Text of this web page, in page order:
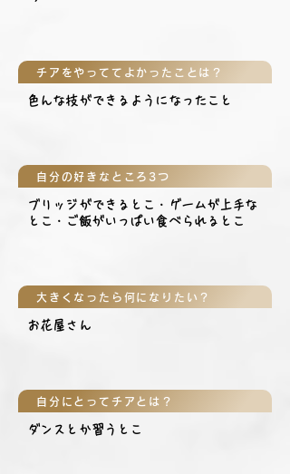
チアをやっててよかったことは？
色んな技ができるようになったこと
自分の好きなところ3つ
ブリッジができるとこ・ゲームが上手な
とこ・ご飯がいっぱい食べられるとこ
大きくなったら何になりたい？
お花屋さん
自分にとってチアとは？
ダンスとか習うとこ